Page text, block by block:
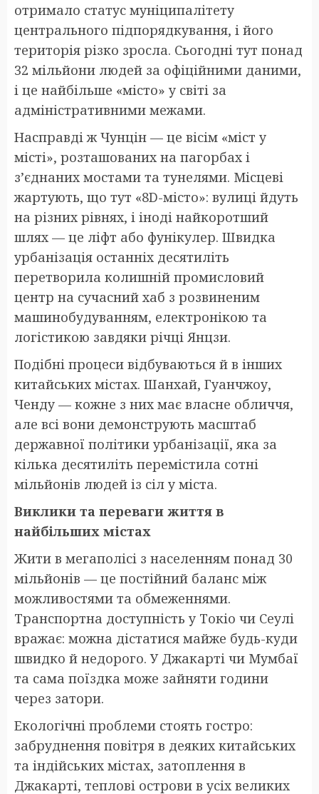
отримало статус муніципалітету
центрального підпорядкування, і його
територія різко зросла. Сьогодні тут понад
32 мільйони людей за офіційними даними,
і це найбільше «місто» у світі за
адміністративними межами.
Насправді ж Чунцін — це вісім «міст у
місті», розташованих на пагорбах і
з’єднаних мостами та тунелями. Місцеві
жартують, що тут «8D-місто»: вулиці йдуть
на різних рівнях, і іноді найкоротший
шлях — це ліфт або фунікулер. Швидка
урбанізація останніх десятиліть
перетворила колишній промисловий
центр на сучасний хаб з розвиненим
машинобудуванням, електронікою та
логістикою завдяки річці Янцзи.
Подібні процеси відбуваються й в інших
китайських містах. Шанхай, Гуанчжоу,
Ченду — кожне з них має власне обличчя,
але всі вони демонструють масштаб
державної політики урбанізації, яка за
кілька десятиліть перемістила сотні
мільйонів людей із сіл у міста.
Виклики та переваги життя в
найбільших містах
Жити в мегаполісі з населенням понад 30
мільйонів — це постійний баланс між
можливостями та обмеженнями.
Транспортна доступність у Токіо чи Сеулі
вражає: можна дістатися майже будь-куди
швидко й недорого. У Джакарті чи Мумбаї
та сама поїздка може зайняти години
через затори.
Екологічні проблеми стоять гостро:
забруднення повітря в деяких китайських
та індійських містах, затоплення в
Джакарті, теплові острови в усіх великих